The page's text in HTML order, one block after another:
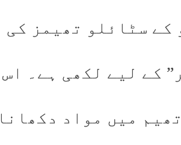
کے سٹائلو تھیمز کی
کے لیے لکھی ہے۔ اس
میں مواد دکھانا